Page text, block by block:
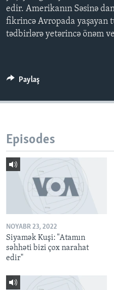
edir. Amerikanın Səsinə
fikrincə Avropada yaşayan
tədbirlərə yetərincə önəm
Paylaş
Episodes
NOYABR 23, 2022
Siyamək Kuşi: "Atamın
səhhəti bizi çox narahat
edir"